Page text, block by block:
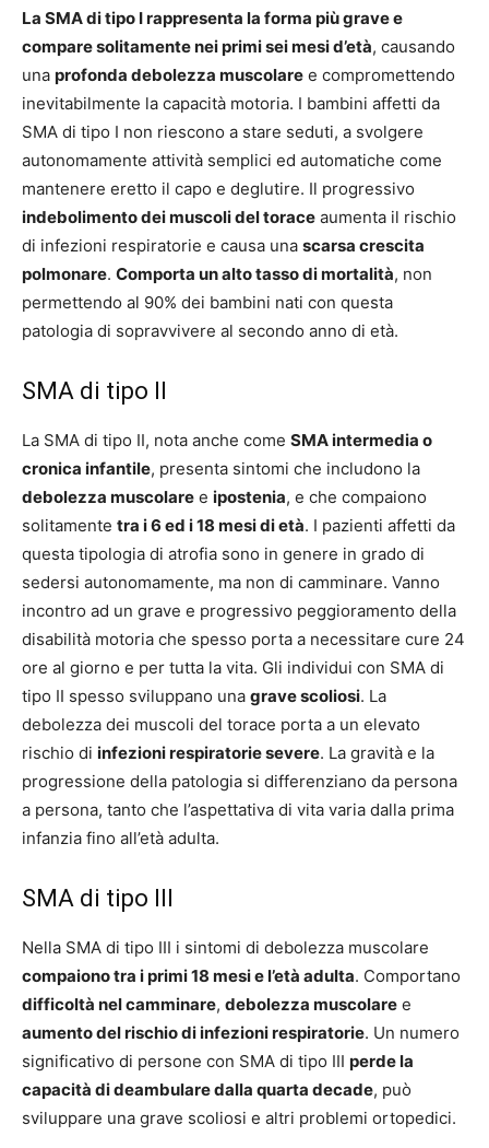
La SMA di tipo I rappresenta la forma più grave e
compare solitamente nei primi sei mesi d’età, causando
una profonda debolezza muscolare e compromettendo
inevitabilmente la capacità motoria. I bambini affetti da
SMA di tipo I non riescono a stare seduti, a svolgere
autonomamente attività semplici ed automatiche come
mantenere eretto il capo e deglutire. Il progressivo
indebolimento dei muscoli del torace aumenta il rischio
di infezioni respiratorie e causa una scarsa crescita
polmonare. Comporta un alto tasso di mortalità, non
permettendo al 90% dei bambini nati con questa
patologia di sopravvivere al secondo anno di età.
SMA di tipo II
La SMA di tipo II, nota anche come SMA intermedia o
cronica infantile, presenta sintomi che includono la
debolezza muscolare e ipostenia, e che compaiono
solitamente tra i 6 ed i 18 mesi di età. I pazienti affetti da
questa tipologia di atrofia sono in genere in grado di
sedersi autonomamente, ma non di camminare. Vanno
incontro ad un grave e progressivo peggioramento della
disabilità motoria che spesso porta a necessitare cure 24
ore al giorno e per tutta la vita. Gli individui con SMA di
tipo II spesso sviluppano una grave scoliosi. La
debolezza dei muscoli del torace porta a un elevato
rischio di infezioni respiratorie severe. La gravità e la
progressione della patologia si differenziano da persona
a persona, tanto che l’aspettativa di vita varia dalla prima
infanzia fino all’età adulta.
SMA di tipo III
Nella SMA di tipo III i sintomi di debolezza muscolare
compaiono tra i primi 18 mesi e l’età adulta. Comportano
difficoltà nel camminare, debolezza muscolare e
aumento del rischio di infezioni respiratorie. Un numero
significativo di persone con SMA di tipo III perde la
capacità di deambulare dalla quarta decade, può
sviluppare una grave scoliosi e altri problemi ortopedici.